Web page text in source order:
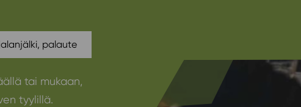
palaute
tai mukaan,
tyylillä.